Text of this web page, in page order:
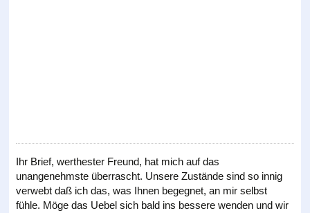
Ihr Brief, werthester Freund, hat mich auf das
unangenehmste überrascht. Unsere Zustände sind so innig
verwebt daß ich das, was Ihnen begegnet, an mir selbst
fühle. Möge das Uebel sich bald ins bessere wenden und wir